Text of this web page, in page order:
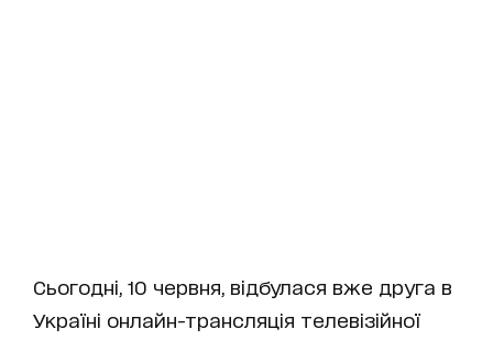
Сьогодні, 10 червня, відбулася вже друга в
Україні онлайн-трансляція телевізійної